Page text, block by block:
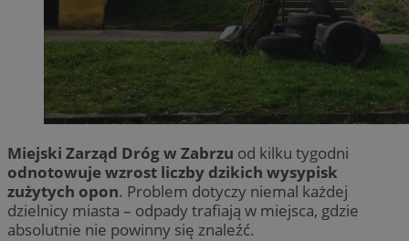
Miejski Zarząd Dróg w Zabrzu od kilku tygodni
odnotowuje wzrost liczby dzikich wysypisk
zużytych opon. Problem dotyczy niemal każdej
dzielnicy miasta – odpady trafiają w miejsca, gdzie
absolutnie nie powinny się znaleźć.